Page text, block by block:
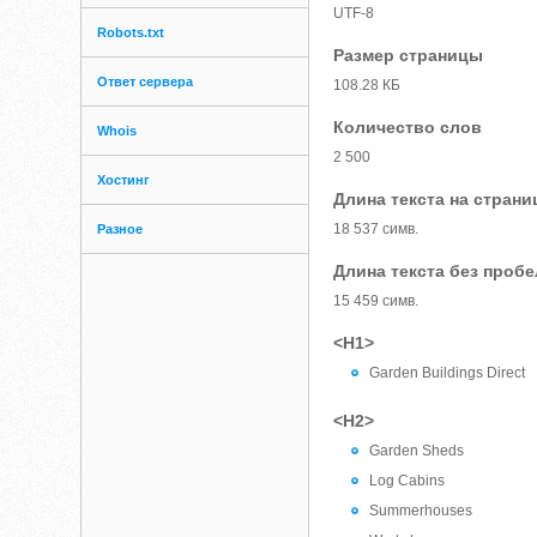
Robots.txt
Ответ сервера
Whois
Хостинг
Разное
UTF-8
Размер страницы
108.28 КБ
Количество слов
2 500
Длина текста на
18 537 симв.
Длина текста без
15 459 симв.
<H1>
Garden Buildings Direct
<H2>
Garden Sheds
Log Cabins
Summerhouses